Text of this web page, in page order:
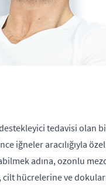
tedavisi olan
iğneler aracılığıyla
adına, ozonlu
hücrelerine ve